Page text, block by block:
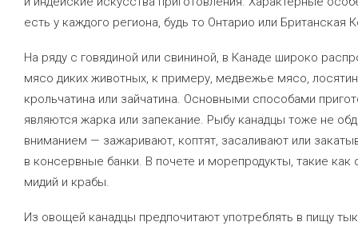
есть у каждого региона, будь то Онтарио или Британская
На ряду с говядиной или свининой, в Канаде широко
мясо диких животных, к примеру, медвежье мясо,
крольчатина или зайчатина. Основными способами
являются жарка или запекание. Рыбу канадцы тоже не
вниманием — зажаривают, коптят, засаливают или
в консервные банки. В почете и морепродукты, такие как
мидий и крабы.
Из овощей канадцы предпочитают употреблять в пищу